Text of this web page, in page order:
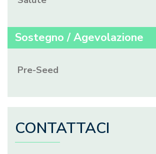
Sostegno / Agevolazione
Pre-Seed
CONTATTACI